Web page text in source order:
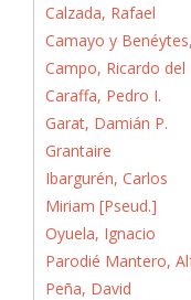
Calzada, Rafael
Camayo y
Campo, Ricardo del
Caraffa, Pedro I.
Garat, Damián P.
Grantaire
Ibargurén, Carlos
Miriam [Pseud.]
Oyuela, Ignacio
Parodié Mantero,
Peña, David